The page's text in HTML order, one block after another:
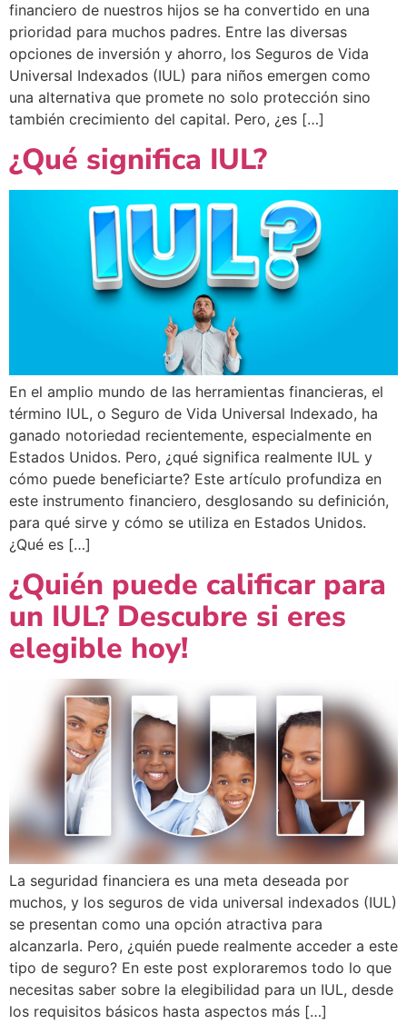
financiero de nuestros hijos se ha convertido en una
prioridad para muchos padres. Entre las diversas
opciones de inversión y ahorro, los Seguros de Vida
Universal Indexados (IUL) para niños emergen como
una alternativa que promete no solo protección sino
también crecimiento del capital. Pero, ¿es […]
¿Qué significa IUL?
En el amplio mundo de las herramientas financieras, el
término IUL, o Seguro de Vida Universal Indexado, ha
ganado notoriedad recientemente, especialmente en
Estados Unidos. Pero, ¿qué significa realmente IUL y
cómo puede beneficiarte? Este artículo profundiza en
este instrumento financiero, desglosando su definición,
para qué sirve y cómo se utiliza en Estados Unidos.
¿Qué es […]
¿Quién puede calificar para
un IUL? Descubre si eres
elegible hoy!
La seguridad financiera es una meta deseada por
muchos, y los seguros de vida universal indexados (IUL)
se presentan como una opción atractiva para
alcanzarla. Pero, ¿quién puede realmente acceder a este
tipo de seguro? En este post exploraremos todo lo que
necesitas saber sobre la elegibilidad para un IUL, desde
los requisitos básicos hasta aspectos más […]